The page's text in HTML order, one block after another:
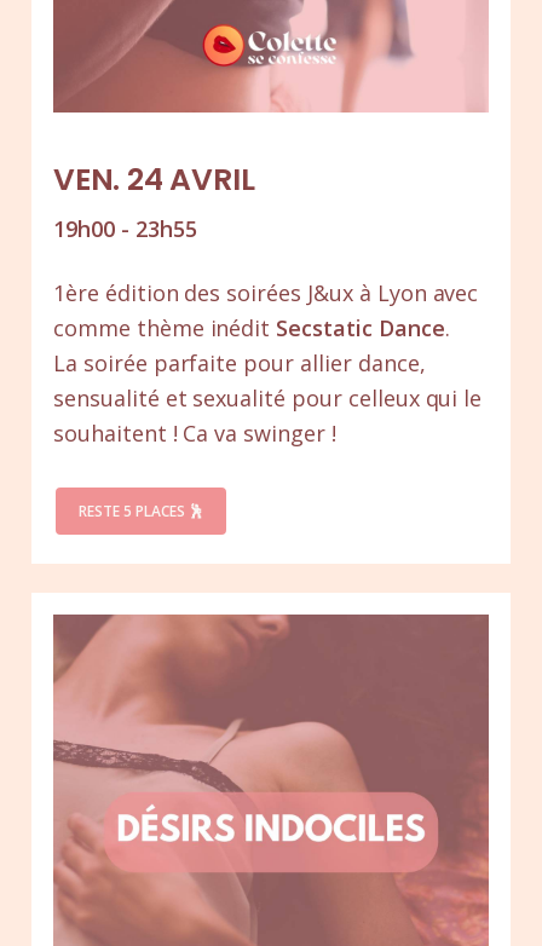
VEN. 24 AVRIL
19h00 - 23h55
1ère édition des soirées J&ux à Lyon avec
comme thème inédit Secstatic Dance.
La soirée parfaite pour allier dance,
sensualité et sexualité pour celleux qui le
souhaitent ! Ca va swinger !
RESTE 5 PLACES 🕺